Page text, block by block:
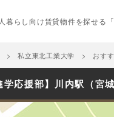
暮らし向け賃貸物件を探せる
私立東北工業大学 おす
学応援部】川内駅（